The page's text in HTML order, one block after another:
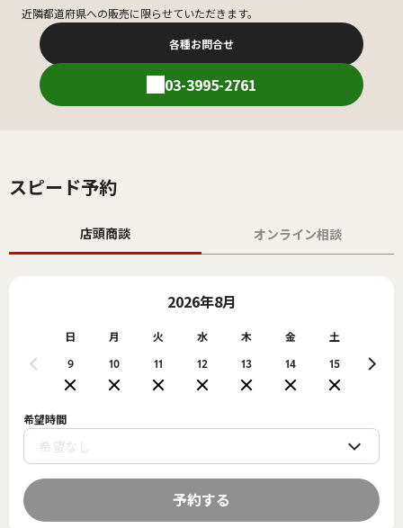
近隣都道府県への販売に限らせていただきます。
各種お問合せ
03-3995-2761
スピード予約
店頭商談 オンライン相談
2026年8月
日
9
月
10
火
11
水
12
木
13
金
14
土
15 16
希望時間
予約する